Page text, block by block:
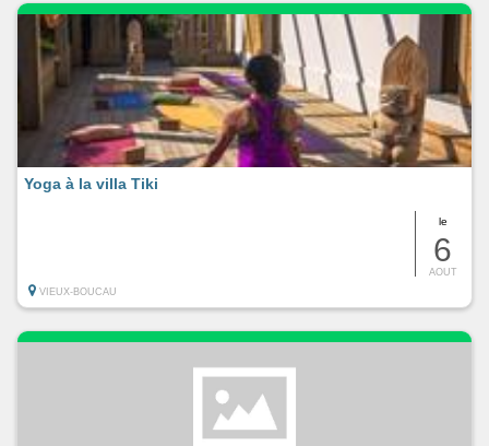
le
6
AOUT
Yoga à la villa Tiki
VIEUX-BOUCAU